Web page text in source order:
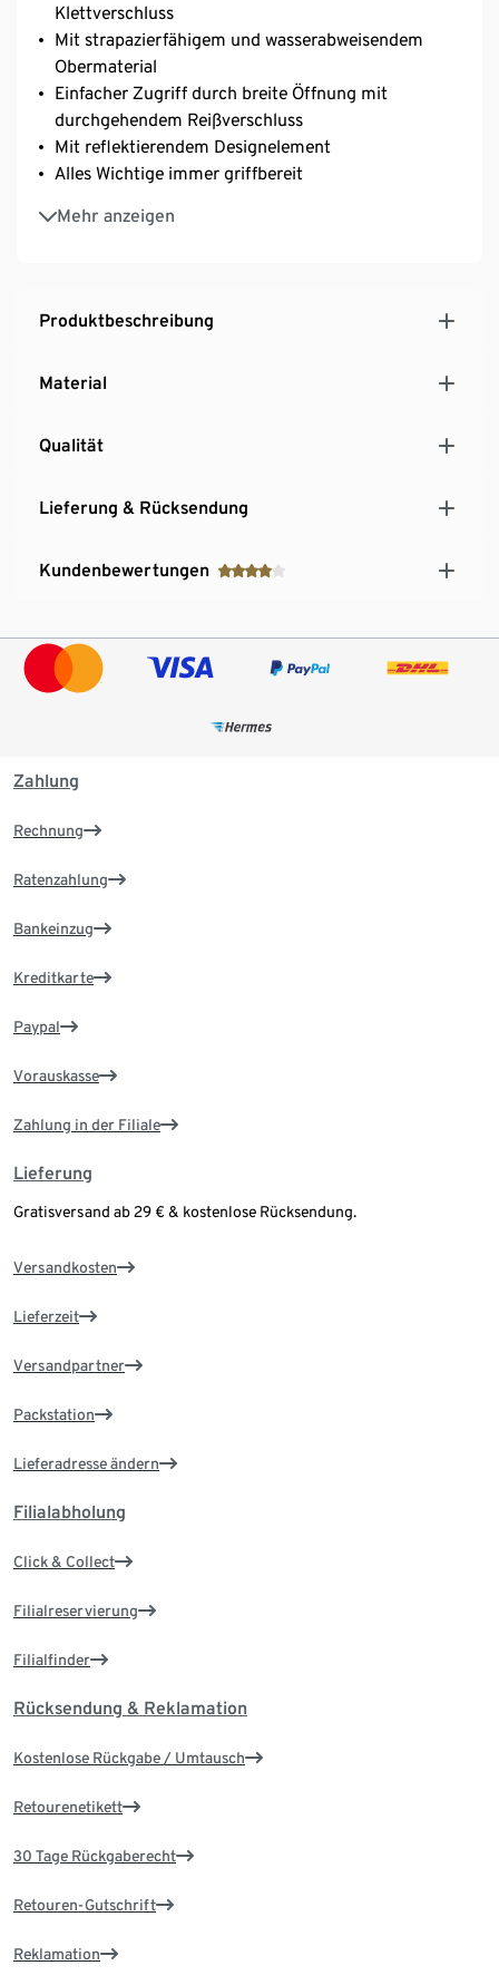
Klettverschluss
Mit strapazierfähigem und wasserabweisendem
Obermaterial
Einfacher Zugriff durch breite Öffnung mit
durchgehendem Reißverschluss
Mit reflektierendem Designelement
Alles Wichtige immer griffbereit
Mehr anzeigen
Rückseite mit Schlaufe zum Anbringen eines
externen Rücklichts
Produktbeschreibung
Material
Qualität
Lieferung & Rücksendung
Kundenbewertungen
Zahlung
Rechnung
Ratenzahlung
Bankeinzug
Kreditkarte
Paypal
Vorauskasse
Zahlung in der Filiale
Lieferung
Gratisversand ab 29 € & kostenlose Rücksendung.
Versandkosten
Lieferzeit
Versandpartner
Packstation
Lieferadresse ändern
Filialabholung
Click & Collect
Filialreservierung
Filialfinder
Rücksendung & Reklamation
Kostenlose Rückgabe / Umtausch
Retourenetikett
30 Tage Rückgaberecht
Retouren-Gutschrift
Reklamation